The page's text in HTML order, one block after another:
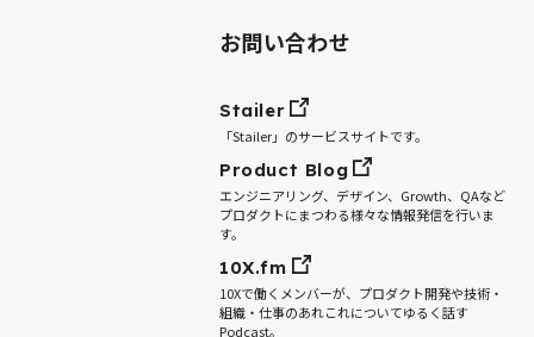
お問い合わせ
Stailer
「Stailer」のサービスサイトです。
Product Blog
エンジニアリング、デザイン、Growth、QAなど
プロダクトにまつわる様々な情報発信を行いま
す。
10X.fm
10Xで働くメンバーが、プロダクト開発や技術・
組織・仕事のあれこれについてゆるく話す
Podcast。